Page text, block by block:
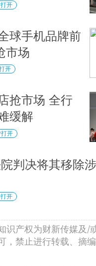
开
球手机品牌前
市场
开
抢市场 全行
缓解
开
判决将其移除
开
识产权为财新传媒及/
，禁止进行转载、摘